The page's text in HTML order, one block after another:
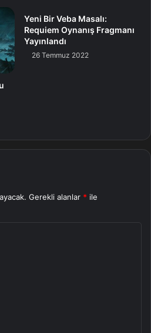
Apple Vision Pro’yu
Instagram görüntüsü
Yeni Bir Veba Masalı:
Requiem Oynanış Fragmanı
Yayınlandı
26 Temmuz 2022
Gerekli alanlar * ile